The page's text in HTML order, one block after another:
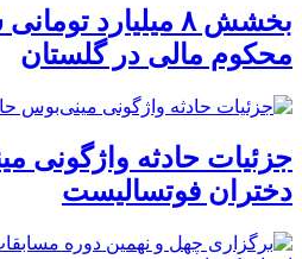
محکوم مالی در گلستان
جزئیات حادثه واژگونی
دختران فوتسالیست